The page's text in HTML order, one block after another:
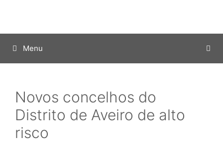
Menu
Novos concelhos do
Distrito de Aveiro de alto
risco